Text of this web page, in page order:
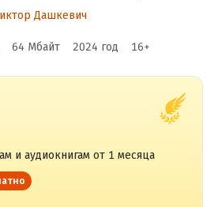
Дашкевич
64 Мбайт 2024 год 16+
и аудиокнигам от 1 месяца